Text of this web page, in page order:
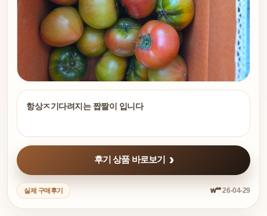
항상ㅈ기다려지는 짭짤이 입니다
후기 상품 바로보기
실제 구매후기 w**26-04-29